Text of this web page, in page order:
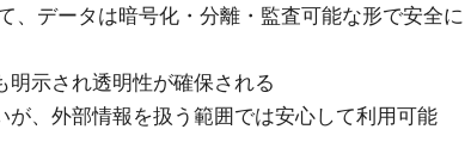
、データは暗号化・分離・監査可能な形で安全に
明示され透明性が確保される
、外部情報を扱う範囲では安心して利用可能